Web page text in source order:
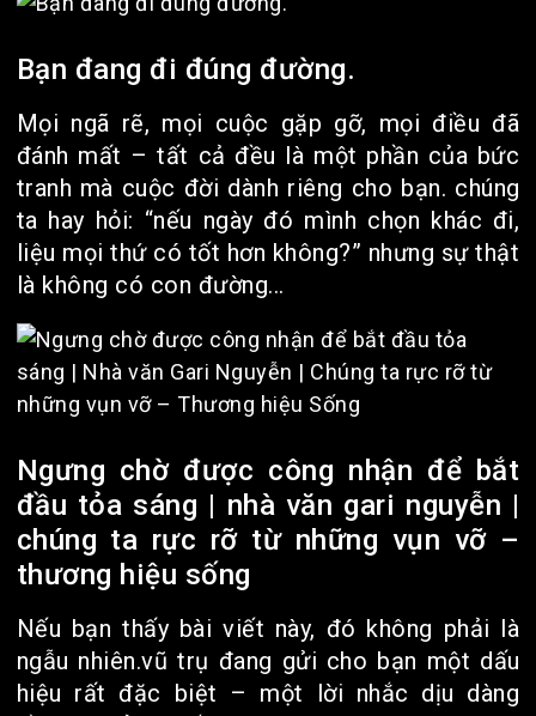
Bạn đang đi đúng đường.
Mọi ngã rẽ, mọi cuộc gặp gỡ, mọi điều đã
đánh mất – tất cả đều là một phần của bức
tranh mà cuộc đời dành riêng cho bạn. chúng
ta hay hỏi: “nếu ngày đó mình chọn khác đi,
liệu mọi thứ có tốt hơn không?” nhưng sự thật
là không có con đường...
Ngưng chờ được công nhận để bắt
đầu tỏa sáng | nhà văn gari nguyễn |
chúng ta rực rỡ từ những vụn vỡ –
thương hiệu sống
Nếu bạn thấy bài viết này, đó không phải là
ngẫu nhiên.vũ trụ đang gửi cho bạn một dấu
hiệu rất đặc biệt – một lời nhắc dịu dàng